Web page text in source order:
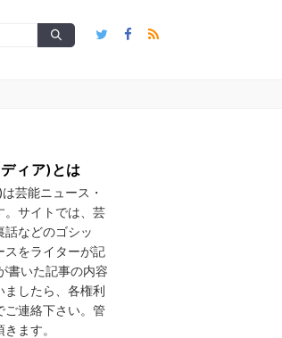
ィア)とは
芸能ニュース・
。サイトでは、芸
などのゴシッ
スをライターが記
書いた記事の内容
ましたら、各権利
ご連絡下さい。管
ます。